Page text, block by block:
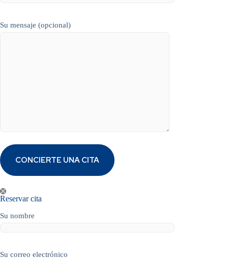
Su mensaje (opcional)
Reservar cita
Su nombre
Su correo electrónico